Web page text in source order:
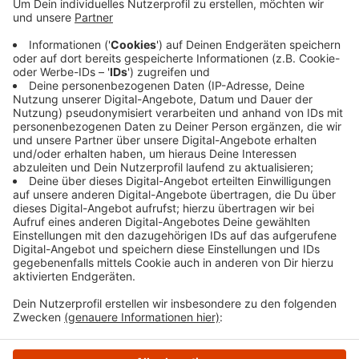
Traditionsmannschaft des FC Schalke 04 an. Das
Gennebeck und des TSV Herdecke. Am Samstag
stehen noch Jugendspiele und eine Ü30-Party auf
dem Programm. Der Sonntag steht ganz im
Zeichen der Familien.
Veröffentlicht:Freitag, 02.06.2023 09:41
Anzeige
Anzeige